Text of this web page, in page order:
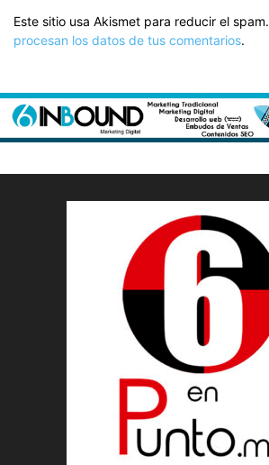
Este sitio usa Akismet para reducir el spam.
procesan los datos de tus comentarios.